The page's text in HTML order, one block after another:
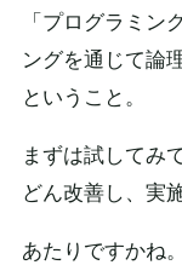
「プログラミン
ングを通じて論
ということ。
まずは試してみ
どん改善し、実
あたりですかね。